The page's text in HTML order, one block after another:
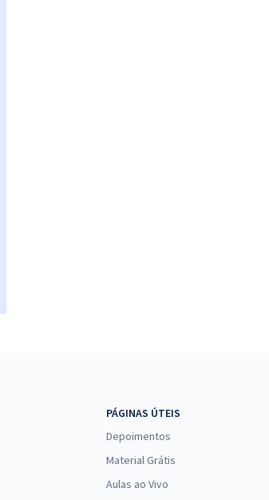
PÁGINAS ÚTEIS
Depoimentos
Material Grátis
Aulas ao Vivo